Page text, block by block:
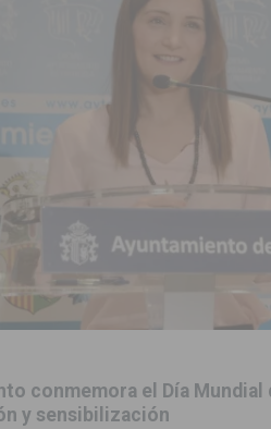
tras ser sorprendido con un arma
un 75% la demora quirúrgica de los
judicial a un conductor por conducir
dentro de sus Fiestas Patronales en
conmemora el Día
y sensibilización